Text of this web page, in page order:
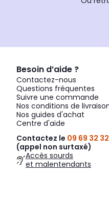
Besoin d’aide ?
Contactez-nous
Questions fréquentes
Suivre une commande
Nos conditions de
Nos guides d'achat
Centre d'aide
Contactez le 09 69 32
(appel non surtaxé)
Accès sourds
et malentendants